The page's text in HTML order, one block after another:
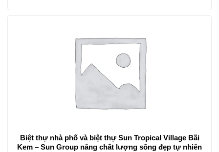
Biệt thự nhà phố và biệt thự Sun Tropical Village Bãi
Kem – Sun Group nâng chất lượng sống đẹp tự nhiên